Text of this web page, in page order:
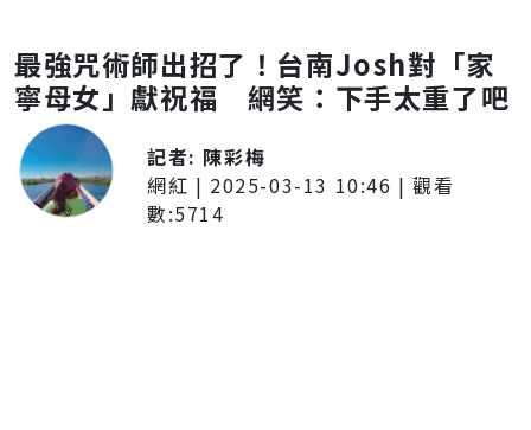
最強咒術師出招了！台南Josh對「家
寧母女」獻祝福 網笑：下手太重了吧
記者: 陳彩梅
網紅 | 2025-03-13 10:46 | 觀看
數:5714